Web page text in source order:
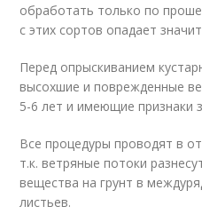
обработать только по
с этих сортов опадает
Перед опрыскиванием
высохшие и поврежденные
5-6 лет и имеющие признаки
Все процедуры проводят в
т.к. ветряные потоки
вещества на грунт в
листьев.